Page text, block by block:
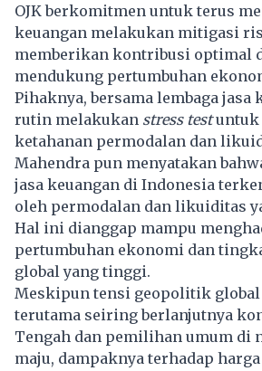
OJK berkomitmen untuk terus
keuangan melakukan mitigasi
memberikan kontribusi optimal
mendukung pertumbuhan
Pihaknya, bersama lembaga jasa
rutin melakukan stress testuntuk
ketahanan permodalan dan
Mahendra pun menyatakan
jasa keuangan di Indonesia
oleh permodalan dan likuiditas
Hal ini dianggap mampu
pertumbuhan ekonomi dan
global yang tinggi.
Meskipun tensi geopolitik
terutama seiring berlanjutnya
Tengah dan pemilihan umum di
maju, dampaknya terhadap